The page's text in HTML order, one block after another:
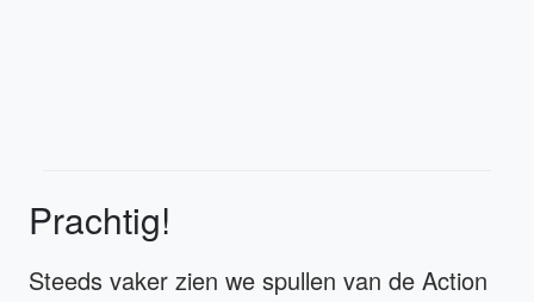
Prachtig!
Steeds vaker zien we spullen van de Action